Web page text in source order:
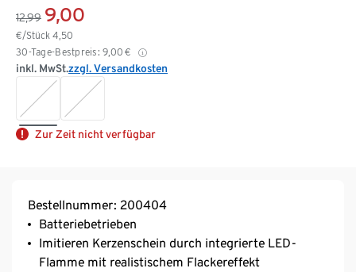
12,99 9,00
€/Stück 4,50
30-Tage-Bestpreis: 9,00 €
inkl. MwSt.zzgl. Versandkosten
Zur Zeit nicht verfügbar
Bestellnummer: 200404
Batteriebetrieben
Imitieren Kerzenschein durch integrierte LED-
Flamme mit realistischem Flackereffekt